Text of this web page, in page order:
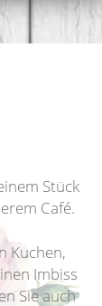
Stück
Café.
Kuchen,
Imbiss
Sie auch